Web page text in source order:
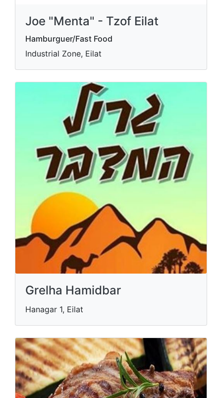
Joe "Menta" - Tzof Eilat
Hamburguer/Fast Food
Industrial Zone, Eilat
Grelha Hamidbar
Hanagar 1, Eilat